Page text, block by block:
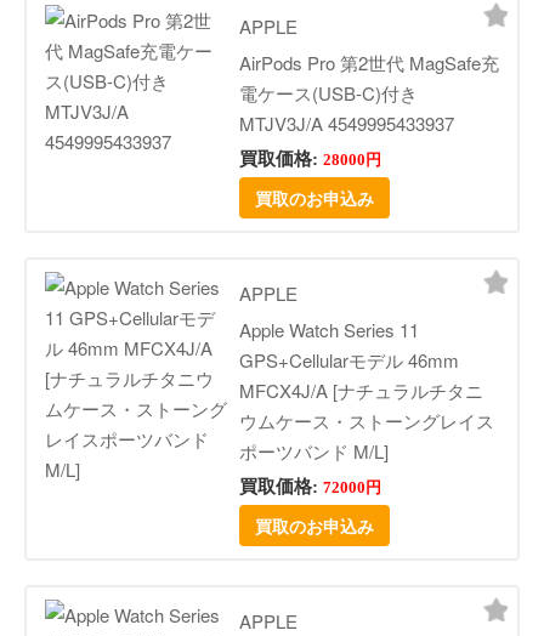
APPLE
AirPods Pro 第2世代 MagSafe充
電ケース(USB-C)付き
MTJV3J/A 4549995433937
買取価格: 28000円
買取のお申込み
APPLE
Apple Watch Series 11
GPS+Cellularモデル 46mm
MFCX4J/A [ナチュラルチタニ
ウムケース・ストーングレイス
ポーツバンド M/L]
買取価格: 72000円
買取のお申込み
APPLE